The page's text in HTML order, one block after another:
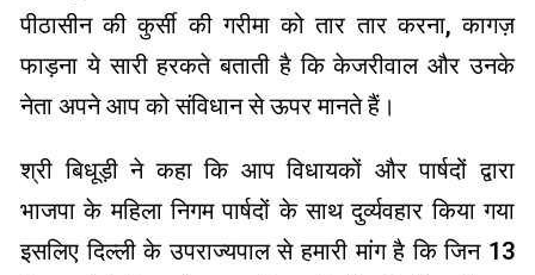
पीठासीन की कुर्सी की गरीमा को तार तार करना, कागज़
फाड़ना ये सारी हरकते बताती है कि केजरीवाल और उनके
नेता अपने आप को संविधान से ऊपर मानते हैं।
श्री बिधूड़ी ने कहा कि आप विधायकों और पार्षदों द्वारा
भाजपा के महिला निगम पार्षदों के साथ दुर्व्यवहार किया गया
इसलिए दिल्ली के उपराज्यपाल से हमारी मांग है कि जिन 13